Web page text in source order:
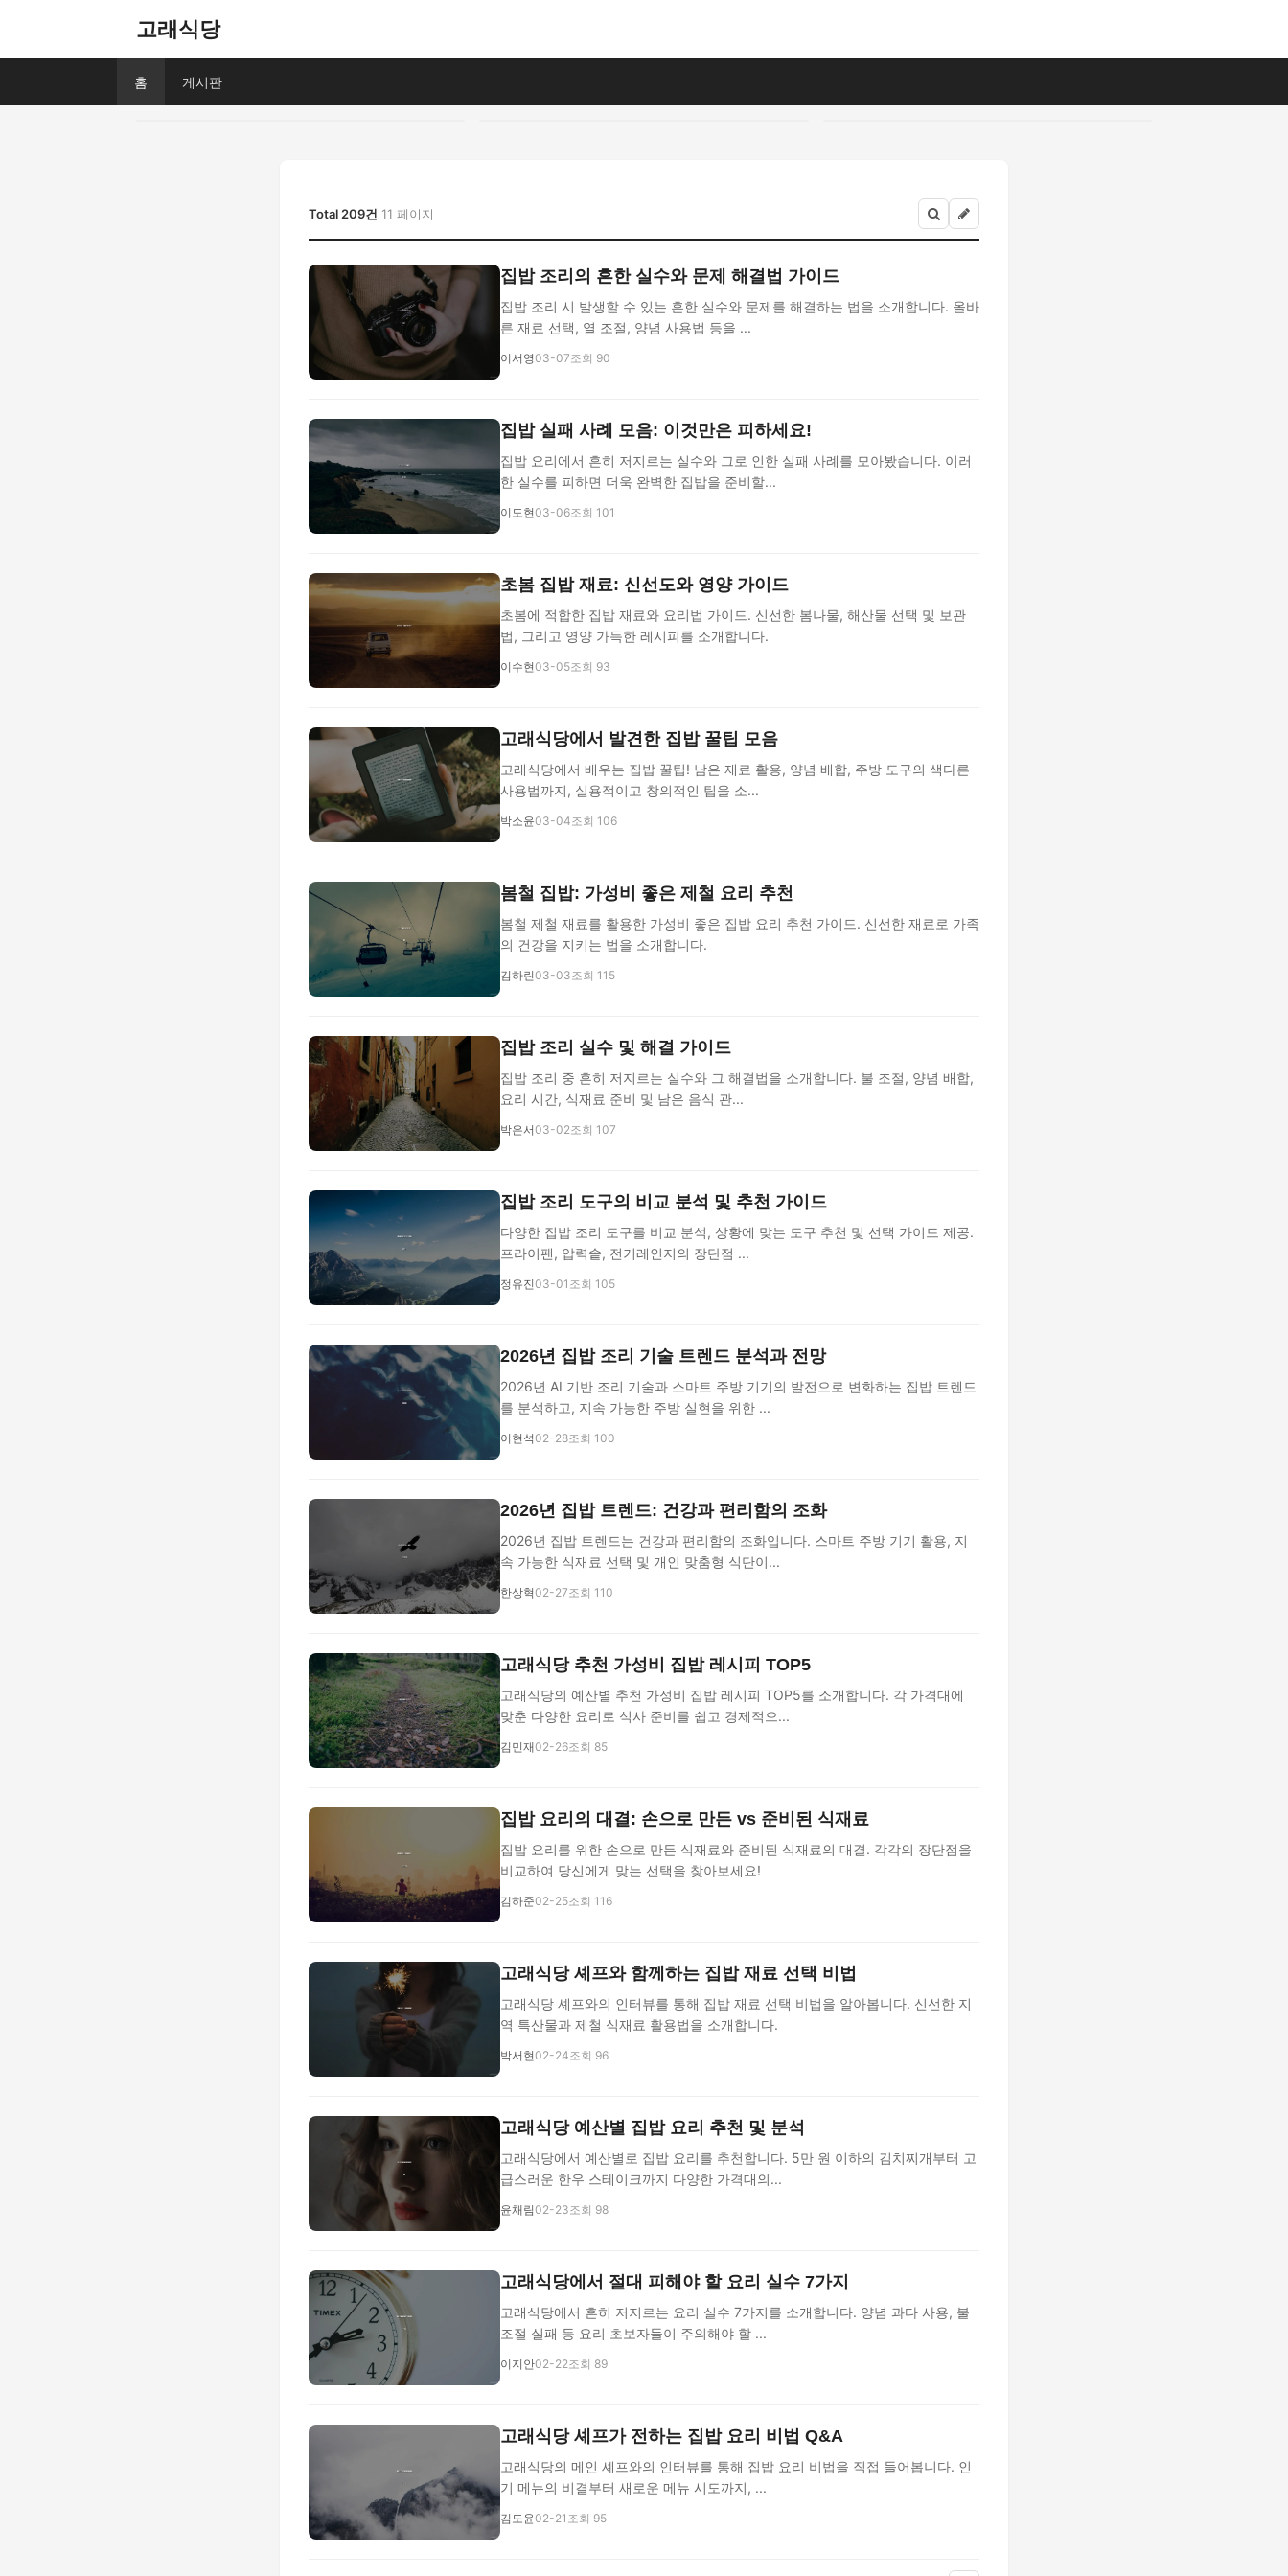
고래식당
홈 게시판
Total 209건 11 페이지
집밥 조리의 흔한 실수와 문제 해결법 가이드
집밥 조리 시 발생할 수 있는 흔한 실수와 문제를 해결하는 법을 소개합니다. 올바
른 재료 선택, 열 조절, 양념 사용법 등을 ...
이서영03-07조회 90
집밥 실패 사례 모음: 이것만은 피하세요!
집밥 요리에서 흔히 저지르는 실수와 그로 인한 실패 사례를 모아봤습니다. 이러
한 실수를 피하면 더욱 완벽한 집밥을 준비할...
이도현03-06조회 101
초봄 집밥 재료: 신선도와 영양 가이드
초봄에 적합한 집밥 재료와 요리법 가이드. 신선한 봄나물, 해산물 선택 및 보관
법, 그리고 영양 가득한 레시피를 소개합니다.
이수현03-05조회 93
고래식당에서 발견한 집밥 꿀팁 모음
고래식당에서 배우는 집밥 꿀팁! 남은 재료 활용, 양념 배합, 주방 도구의 색다른
사용법까지, 실용적이고 창의적인 팁을 소...
박소윤03-04조회 106
봄철 집밥: 가성비 좋은 제철 요리 추천
봄철 제철 재료를 활용한 가성비 좋은 집밥 요리 추천 가이드. 신선한 재료로 가족
의 건강을 지키는 법을 소개합니다.
김하린03-03조회 115
집밥 조리 실수 및 해결 가이드
집밥 조리 중 흔히 저지르는 실수와 그 해결법을 소개합니다. 불 조절, 양념 배합,
요리 시간, 식재료 준비 및 남은 음식 관...
박은서03-02조회 107
집밥 조리 도구의 비교 분석 및 추천 가이드
다양한 집밥 조리 도구를 비교 분석, 상황에 맞는 도구 추천 및 선택 가이드 제공.
프라이팬, 압력솥, 전기레인지의 장단점 ...
정유진03-01 조회 105
2026년 집밥 조리 기술 트렌드 분석과 전망
2026년 AI 기반 조리 기술과 스마트 주방 기기의 발전으로 변화하는 집밥 트렌드
를 분석하고, 지속 가능한 주방 실현을 위한 ...
이현석02-28조회 100
2026년 집밥 트렌드: 건강과 편리함의 조화
2026년 집밥 트렌드는 건강과 편리함의 조화입니다. 스마트 주방 기기 활용, 지
속 가능한 식재료 선택 및 개인 맞춤형 식단이...
한상혁02-27조회 110
고래식당 추천 가성비 집밥 레시피 TOP5
고래식당의 예산별 추천 가성비 집밥 레시피 TOP5를 소개합니다. 각 가격대에
맞춘 다양한 요리로 식사 준비를 쉽고 경제적으...
김민재02-26조회 85
집밥 요리의 대결: 손으로 만든 vs 준비된 식재료
집밥 요리를 위한 손으로 만든 식재료와 준비된 식재료의 대결. 각각의 장단점을
비교하여 당신에게 맞는 선택을 찾아보세요!
김하준02-25조회 116
고래식당 셰프와 함께하는 집밥 재료 선택 비법
고래식당 셰프와의 인터뷰를 통해 집밥 재료 선택 비법을 알아봅니다. 신선한 지
역 특산물과 제철 식재료 활용법을 소개합니다.
박서현02-24조회 96
고래식당 예산별 집밥 요리 추천 및 분석
고래식당에서 예산별로 집밥 요리를 추천합니다. 5만 원 이하의 김치찌개부터 고
급스러운 한우 스테이크까지 다양한 가격대의...
윤채림02-23조회 98
고래식당에서 절대 피해야 할 요리 실수 7가지
고래식당에서 흔히 저지르는 요리 실수 7가지를 소개합니다. 양념 과다 사용, 불
조절 실패 등 요리 초보자들이 주의해야 할 ...
이지안02-22조회 89
고래식당 셰프가 전하는 집밥 요리 비법 Q&A
고래식당의 메인 셰프와의 인터뷰를 통해 집밥 요리 비법을 직접 들어봅니다. 인
기 메뉴의 비결부터 새로운 메뉴 시도까지, ...
김도윤02-21 조회 95